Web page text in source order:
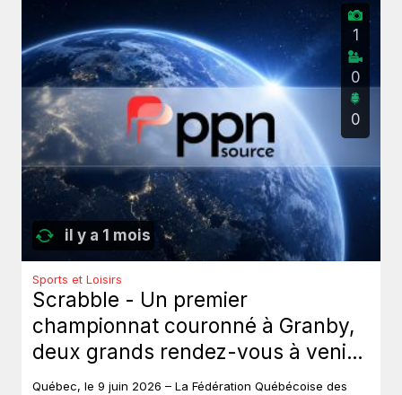
il y a 1 mois
1
0
0
Sports et Loisirs
Scrabble - Un premier
championnat couronné à Granby,
deux grands rendez-vous à venir
au Québec.
Québec, le 9 juin 2026 – La Fédération Québécoise des